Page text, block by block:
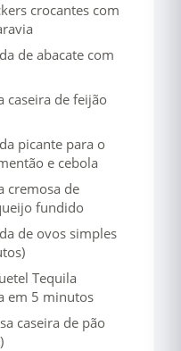
crocantes com
de abacate com
caseira de feijão
picante para o
e cebola
cremosa de
fundido
de ovos simples
Tequila
em 5 minutos
caseira de pão